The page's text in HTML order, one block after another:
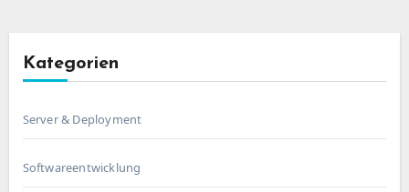
Kategorien
Server & Deployment
Softwareentwicklung